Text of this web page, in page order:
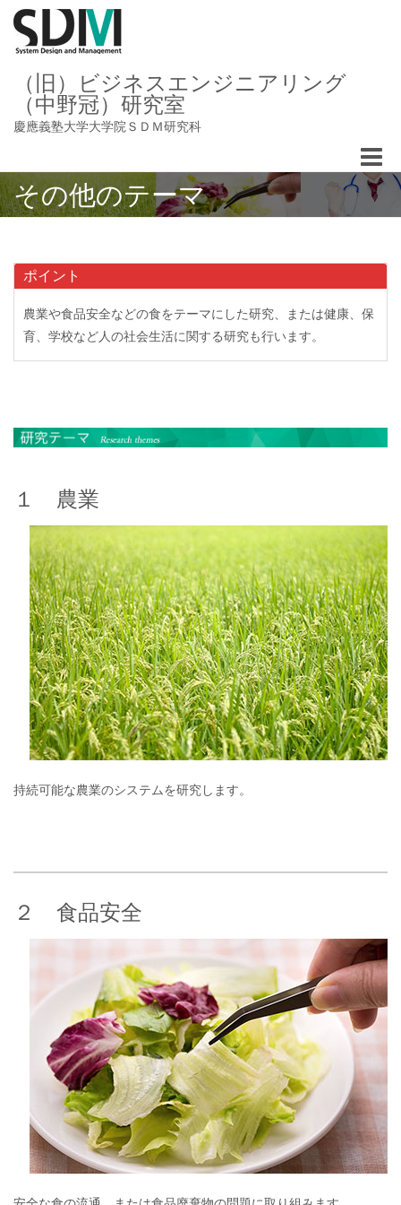
（旧）ビジネスエンジニアリング
（中野冠）研究室
慶應義塾大学大学院ＳＤＭ研究科
Toggle
その他のテーマ
ポイント
農業や食品安全などの食をテーマにした研究、または健康、保
育、学校など人の社会生活に関する研究も行います。
１ 農業
持続可能な農業のシステムを研究します。
２ 食品安全